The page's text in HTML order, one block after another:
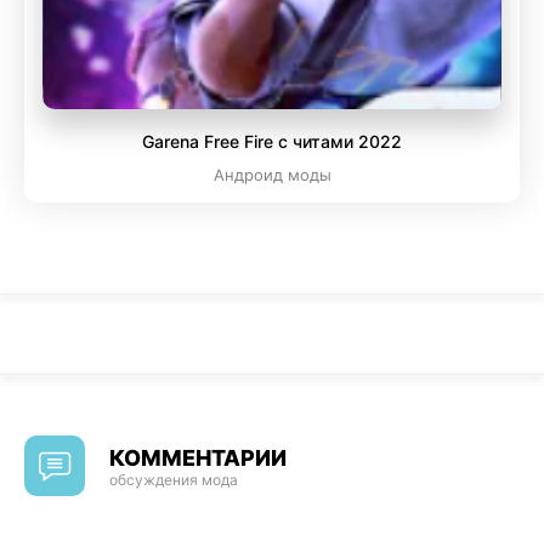
Garena Free Fire с читами 2022
Андроид моды
КОММЕНТАРИИ
обсуждения мода